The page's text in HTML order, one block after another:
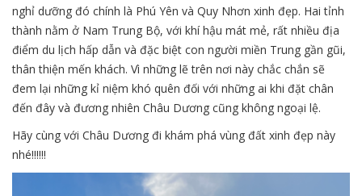
nghỉ dưỡng đó chính là Phú Yên và Quy Nhơn xinh đẹp. Hai tỉnh
thành nằm ở Nam Trung Bộ, với khí hậu mát mẻ, rất nhiều địa
điểm du lịch hấp dẫn và đặc biệt con người miền Trung gần gũi,
thân thiện mến khách. Vì những lẽ trên nơi này chắc chắn sẽ
đem lại những kỉ niệm khó quên đối với những ai khi đặt chân
đến đây và đương nhiên Châu Dương cũng không ngoại lệ.
Hãy cùng với Châu Dương đi khám phá vùng đất xinh đẹp này
nhé!!!!!!